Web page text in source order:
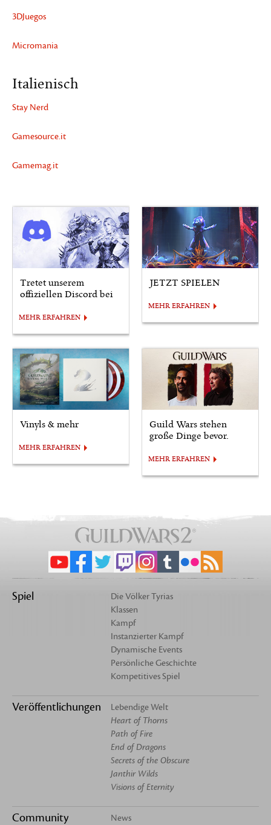
3DJuegos
Micromania
Italienisch
Stay Nerd
Gamesource.it
Gamemag.it
Tretet unserem
offiziellen Discord bei
MEHR ERFAHREN
JETZT SPIELEN
MEHR ERFAHREN
Vinyls & mehr
MEHR ERFAHREN
Guild Wars stehen
große Dinge bevor.
MEHR ERFAHREN
Spiel
Die Völker Tyrias
Klassen
Kampf
Instanzierter Kampf
Dynamische Events
Persönliche Geschichte
Kompetitives Spiel
Veröffentlichungen
Lebendige Welt
Heart of Thorns
Path of Fire
End of Dragons
Secrets of the Obscure
Janthir Wilds
Visions of Eternity
Community
News